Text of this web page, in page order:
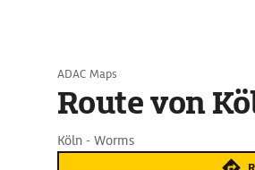
ADAC Maps
Route von
Köln - Worms